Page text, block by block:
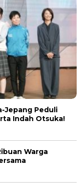
Jepang Peduli
Indah Otsuka!
Warga